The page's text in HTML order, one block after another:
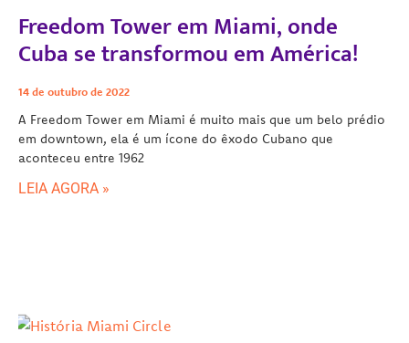
Freedom Tower em Miami, onde
Cuba se transformou em América!
14 de outubro de 2022
A Freedom Tower em Miami é muito mais que um belo prédio
em downtown, ela é um ícone do êxodo Cubano que
aconteceu entre 1962
LEIA AGORA »